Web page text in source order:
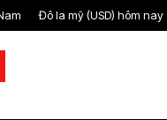
Đô la mỹ (USD) hôm nay